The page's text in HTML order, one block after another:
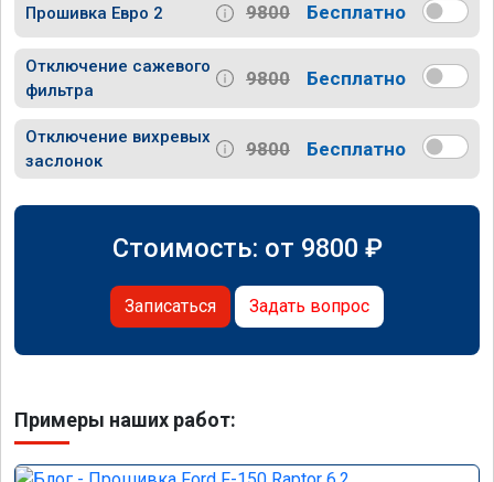
Прошивка Евро 2 9800 Бесплатно
Отключение сажевого
фильтра
9800 Бесплатно
Отключение вихревых
заслонок
9800 Бесплатно
Стоимость: от 9800 ₽
Записаться Задать вопрос
Примеры наших работ: